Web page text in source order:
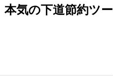
気の下道節約ツー